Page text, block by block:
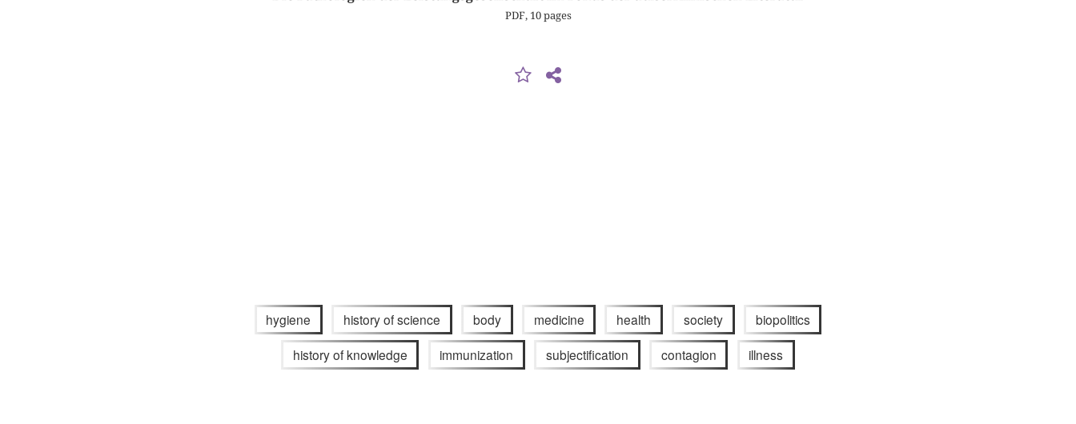
PDF, 10 pages
hygiene history of science body medicine health society biopolitics
history of knowledge immunization subjectification contagion illness